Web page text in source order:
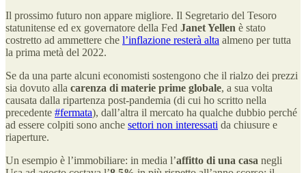
Il prossimo futuro non appare migliore. Il Segretario del Tesoro
statunitense ed ex governatore della Fed Janet Yellen è stato
costretto ad ammettere che l’inflazione resterà alta almeno per tutta
la prima metà del 2022.
Se da una parte alcuni economisti sostengono che il rialzo dei prezzi
sia dovuto alla carenza di materie prime globale, a sua volta
causata dalla ripartenza post-pandemia (di cui ho scritto nella
precedente #fermata), dall’altra il mercato ha qualche dubbio perché
ad essere colpiti sono anche settori non interessati da chiusure e
riaperture.
Un esempio è l’immobiliare: in media l’affitto di una casa negli